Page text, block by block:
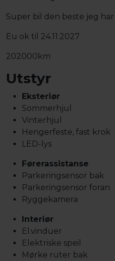
Super bil den beste jeg
Eu ok til 24.11.2027
202000km
Utstyr
Eksteriør
Sommerhjul
Vinterhjul
Hengerfeste, fast krok
LED-lys
Førerassistanse
Parkeringsensor bak
Parkeringsensor foran
Ryggekamera
Interiør
El.vinduer
Elektriske speil
Mørke ruter bak